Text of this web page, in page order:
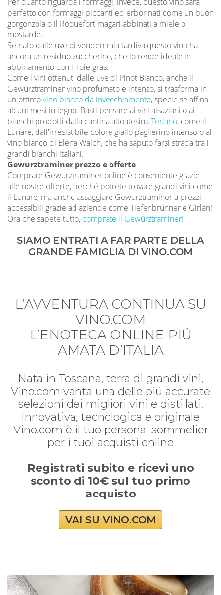
Per quanto riguarda i formaggi, invece, questo vino sarà
perfetto con formaggi piccanti ed erborinati come un buon
gorgonzola o il Roquefort magari abbinati a miele o
mostarde.
Se nato dalle uve di vendemmia tardiva questo vino ha
ancora un residuo zuccherino, che lo rende ideale in
abbinamento con il foie gras.
Come i vini ottenuti dalle uve di Pinot Bianco, anche il
Gewurztraminer vino profumato e intenso, si trasforma in
un ottimovino bianco da invecchiamento, specie se affina
alcuni mesi in legno. Basti pensare ai vini alsaziani o ai
bianchi prodotti dalla cantina altoatesinaTerlano, come il
Lunare, dall'irresistibile colore giallo paglierino intenso o al
vino bianco di Elena Walch, che ha saputo farsi strada tra i
grandi bianchi italiani.
Gewurztraminer prezzo e offerte
Comprare Gewurztraminer online è conveniente grazie
alle nostre offerte, perché potrete trovare grandi vini come
il Lunare, ma anche assaggiare Gewurztraminer a prezzi
accessibili grazie ad aziende come Tiefenbrunner e Girlan!
Ora che sapete tutto, comprate il Gewürztraminer!
SIAMO ENTRATI A FAR PARTE DELLA
GRANDE FAMIGLIA DI VINO.COM
L’AVVENTURA CONTINUA SU
VINO.COM
L’ENOTECA ONLINE PIÚ
AMATA D’ITALIA
Nata in Toscana, terra di grandi vini,
Vino.com vanta una delle piú accurate
selezioni dei migliori vini e distillati.
Innovativa, tecnologica e originale
Vino.com è il tuo personal sommelier
per i tuoi acquisti online
Registrati subito e ricevi uno
sconto di 10€ sul tuo primo
acquisto
VAI SU VINO.COM